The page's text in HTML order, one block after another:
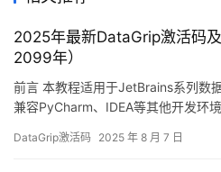
2025年最新DataGrip激活码
2099年）
前言 本教程适用于JetBrains系列数
兼容PyCharm、IDEA等其他开发环
本文将通过详细的图文指引，一步
DataGrip激活码 2025 年 8 月 7 日